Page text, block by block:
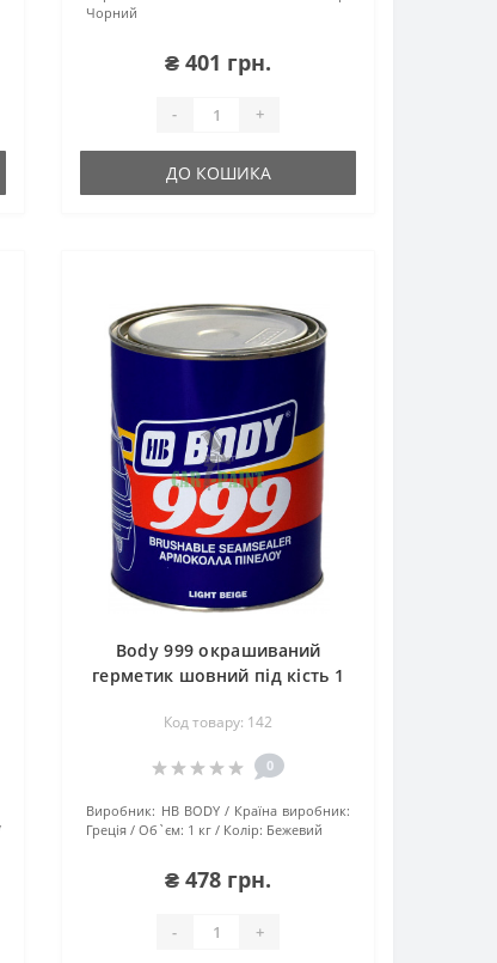
Чорний
₴ 401 грн.
- +
ДО КОШИКА
Body 999 окрашиваний
герметик шовний під кість 1
Код товару: 142
0
Виробник: HB BODY
Країна виробник:
Греція
Об`єм: 1 кг Колір: Бежевий
₴ 478 грн.
- +